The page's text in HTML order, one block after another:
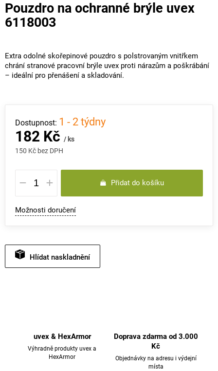
Pouzdro na ochranné brýle uvex
6118003
Extra odolné skořepinové pouzdro s polstrovaným vnitřkem
chrání stranové pracovní brýle uvex proti nárazům a poškrábání
– ideální pro přenášení a skladování.
182 Kč / ks
150 Kč bez DPH
Měrná
cena:
1 - 2 týdny
Přidat do košíku
Možnosti doručení
Hlídat
uvex & HexArmor
Výhradně produkty uvex a
HexArmor
Doprava zdarma od 3.000
Kč
Objednávky na adresu i výdejní
místa